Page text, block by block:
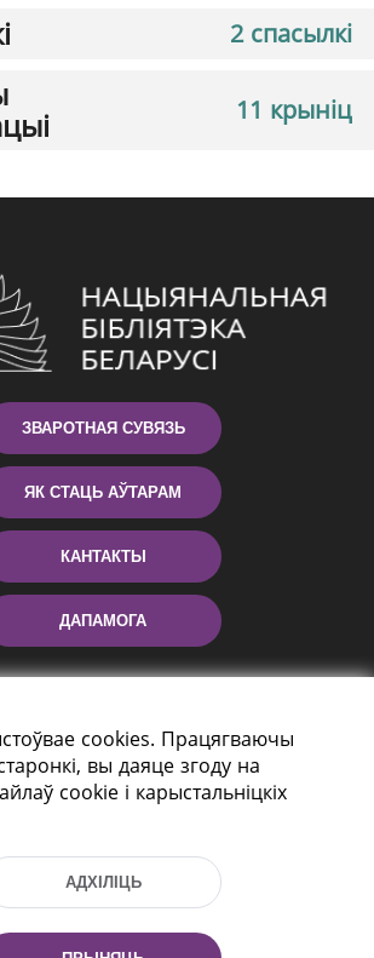
2 спасылкі
11 крыніц
ЗВАРОТНАЯ СУВЯЗЬ
ЯК СТАЦЬ АЎТАРАМ
КАНТАКТЫ
ДАПАМОГА
116
Беларусь, 220114
368 37 37, Факс: (+375 17)
cookies. Працягваючы
вы даяце згоду на
cookie і карыстальніцкіх
АДХІЛІЦЬ